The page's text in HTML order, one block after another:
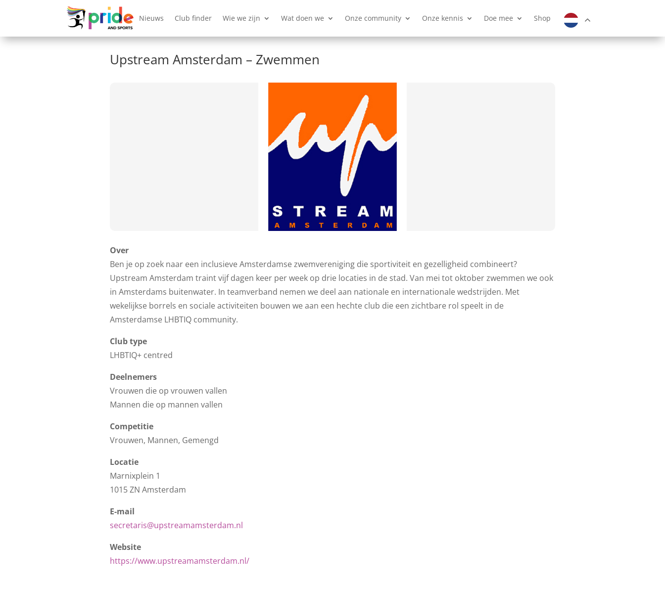
Nieuws Club finder Wie we zijn Wat doen we Onze community Onze kennis Doe mee Shop
Upstream Amsterdam – Zwemmen
Over
Ben je op zoek naar een inclusieve Amsterdamse zwemvereniging die sportiviteit en gezelligheid combineert?
Upstream Amsterdam traint vijf dagen keer per week op drie locaties in de stad. Van mei tot oktober zwemmen we ook
in Amsterdams buitenwater. In teamverband nemen we deel aan nationale en internationale wedstrijden. Met
wekelijkse borrels en sociale activiteiten bouwen we aan een hechte club die een zichtbare rol speelt in de
Amsterdamse LHBTIQ community.
Club type
LHBTIQ+ centred
Deelnemers
Vrouwen die op vrouwen vallen
Mannen die op mannen vallen
Competitie
Vrouwen, Mannen, Gemengd
Locatie
Marnixplein 1
1015 ZN Amsterdam
E-mail
secretaris@upstreamamsterdam.nl
Website
https://www.upstreamamsterdam.nl/